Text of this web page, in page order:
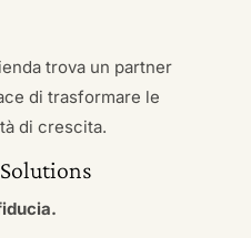
trova un partner
di trasformare le
di crescita.